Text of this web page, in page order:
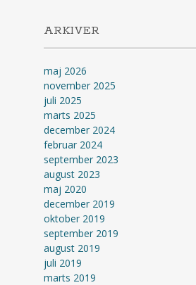
ARKIVER
maj 2026
november 2025
juli 2025
marts 2025
december 2024
februar 2024
september 2023
august 2023
maj 2020
december 2019
oktober 2019
september 2019
august 2019
juli 2019
marts 2019